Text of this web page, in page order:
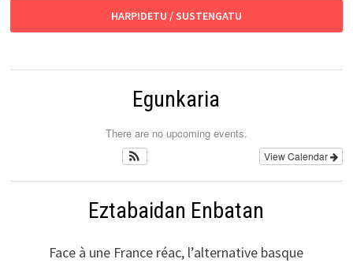
HARPIDETU / SUSTENGATU
Egunkaria
There are no upcoming events.
View Calendar
Eztabaidan Enbatan
Face à une France réac, l’alternative basque